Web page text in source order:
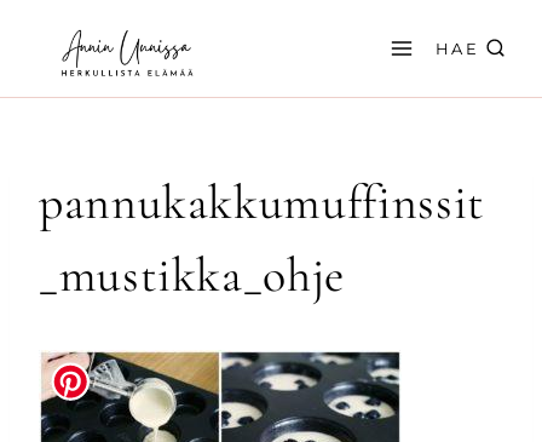
sisältöön
HAE
pannukakkumuffinssit
_mustikka_ohje